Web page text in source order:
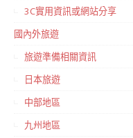
3C實用資訊或網站分享
國內外旅遊
旅遊準備相關資訊
日本旅遊
中部地區
九州地區